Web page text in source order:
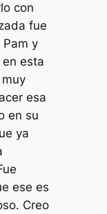
con
fue
y
esta
esa
en su
ya
ese es
Creo